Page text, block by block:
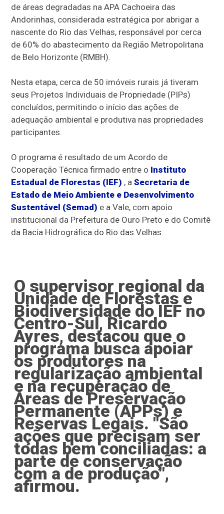
de áreas degradadas na APA Cachoeira das
Andorinhas, considerada estratégica por abrigar a
nascente do Rio das Velhas, responsável por cerca
de 60% do abastecimento da Região Metropolitana
de Belo Horizonte (RMBH).
Nesta etapa, cerca de 50 imóveis rurais já tiveram
seus Projetos Individuais de Propriedade (PIPs)
concluídos, permitindo o início das ações de
adequação ambiental e produtiva nas propriedades
participantes.
O programa é resultado de um Acordo de
Cooperação Técnica firmado entre o Instituto
Estadual de Florestas (IEF) , aSecretaria de
Estado de Meio Ambiente e Desenvolvimento
Sustentável (Semad) e a Vale, com apoio
institucional da Prefeitura de Ouro Preto e do Comitê
da Bacia Hidrográfica do Rio das Velhas.
O supervisor regional da
Unidade de Florestas e
Biodiversidade do IEF no
Centro-Sul, Ricardo
Ayres, destacou que o
programa busca apoiar
os produtores na
regularização ambiental
e na recuperação de
Áreas de Preservação
Permanente (APPs) e
Reservas Legais. "São
ações que precisam ser
todas bem conciliadas: a
parte de conservação
com a de produção",
afirmou.